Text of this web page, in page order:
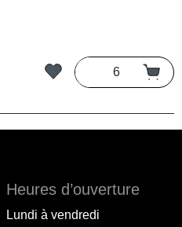
Heures d’ouverture
Lundi à vendredi